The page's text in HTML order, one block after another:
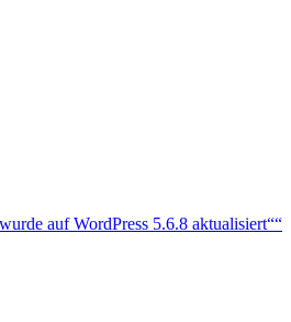
auf WordPress 5.6.8 aktualisiert““